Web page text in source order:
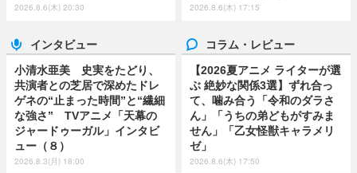
2026.8.6(木) 20:30 2026.8.6(木) 17:15
インタビュー
小清水亜美 史実をたどり、
共演者との芝居で深めたドレ
ゲネの“止まった時間”と“繊細
な強さ” TVアニメ「天幕の
ジャードゥーガル」インタビ
ュー（８）
2026.8.3(月) 18:00
コラム・レビュー
【2026夏アニメ ライターが選
ぶ 絶妙な関係3選】ずれ合っ
て、噛み合う「令和のダラさ
ん」「うちの弟どもがすみま
せん」「乙女怪獣キャラメリ
ゼ」
2026.8.6(木) 17:50